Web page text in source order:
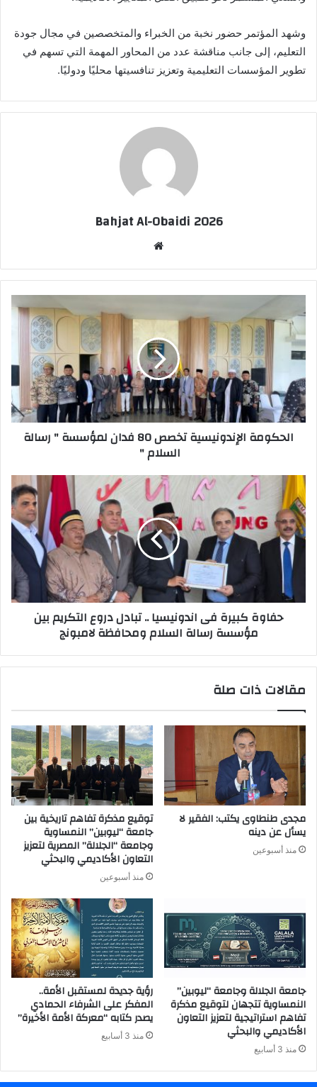
وشهد المؤتمر حضور نخبة من الخبراء والمتخصصين في مجال جودة
التعليم، إلى جانب مناقشة عدد من المحاور المهمة التي تسهم في
تطوير المؤسسات التعليمية وتعزيز تنافسيتها محليًا ودوليًا.
Bahjat Al-Obaidi 2026
الحكومة الإندونيسية تخصص 80 فدان لمؤسسة " رسالة
السلام "
حفاوة كبيرة فى اندونيسيا .. تبادل دروع التكريم بين
مؤسسة رسالة السلام ومحافظة لامبونج
مقالات ذات صلة
مجدى طنطاوى يكتب: الفقير لا
يسأل عن دينه
منذ أسبوعين
توقيع مذكرة تفاهم تاريخية بين
جامعة “ليوبين” النمساوية
وجامعة “الجلالة” المصرية لتعزيز
التعاون الأكاديمي والبحثي
منذ أسبوعين
جامعة الجلالة وجامعة “ليوبين”
النمساوية تتجهان لتوقيع مذكرة
تفاهم استراتيجية لتعزيز التعاون
الأكاديمي والبحثي
منذ 3 أسابيع
رؤية جديدة لمستقبل الأمة..
المفكر على الشرفاء الحمادي
يصدر كتابه “معركة الأمة الأخيرة”
منذ 3 أسابيع